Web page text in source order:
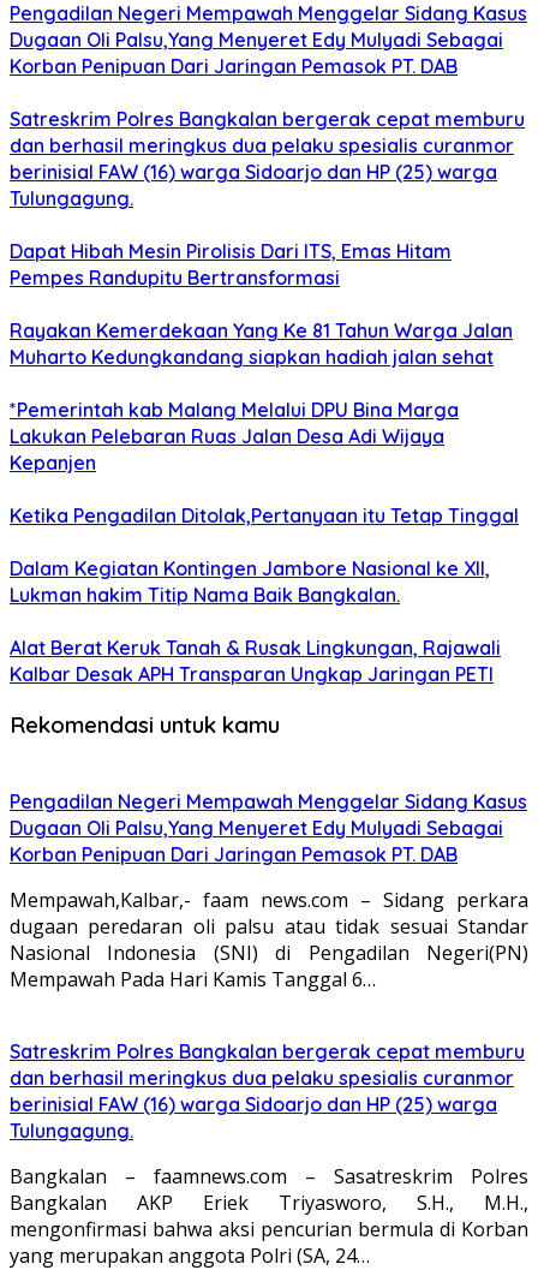
Pengadilan Negeri Mempawah Menggelar Sidang Kasus
Dugaan Oli Palsu,Yang Menyeret Edy Mulyadi Sebagai
Korban Penipuan Dari Jaringan Pemasok PT. DAB
Satreskrim Polres Bangkalan bergerak cepat memburu
dan berhasil meringkus dua pelaku spesialis curanmor
berinisial FAW (16) warga Sidoarjo dan HP (25) warga
Tulungagung.
Dapat Hibah Mesin Pirolisis Dari ITS, Emas Hitam
Pempes Randupitu Bertransformasi
Rayakan Kemerdekaan Yang Ke 81 Tahun Warga Jalan
Muharto Kedungkandang siapkan hadiah jalan sehat
*Pemerintah kab Malang Melalui DPU Bina Marga
Lakukan Pelebaran Ruas Jalan Desa Adi Wijaya
Kepanjen
Ketika Pengadilan Ditolak,Pertanyaan itu Tetap Tinggal
Dalam Kegiatan Kontingen Jambore Nasional ke XII,
Lukman hakim Titip Nama Baik Bangkalan.
Alat Berat Keruk Tanah & Rusak Lingkungan, Rajawali
Kalbar Desak APH Transparan Ungkap Jaringan PETI
Rekomendasi untuk kamu
Pengadilan Negeri Mempawah Menggelar Sidang Kasus
Dugaan Oli Palsu,Yang Menyeret Edy Mulyadi Sebagai
Korban Penipuan Dari Jaringan Pemasok PT. DAB
Mempawah,Kalbar,- faam news.com – Sidang perkara
dugaan peredaran oli palsu atau tidak sesuai Standar
Nasional Indonesia (SNI) di Pengadilan Negeri(PN)
Mempawah Pada Hari Kamis Tanggal 6…
Satreskrim Polres Bangkalan bergerak cepat memburu
dan berhasil meringkus dua pelaku spesialis curanmor
berinisial FAW (16) warga Sidoarjo dan HP (25) warga
Tulungagung.
Bangkalan – faamnews.com – Sasatreskrim Polres
Bangkalan AKP Eriek Triyasworo, S.H., M.H.,
mengonfirmasi bahwa aksi pencurian bermula di Korban
yang merupakan anggota Polri (SA, 24…